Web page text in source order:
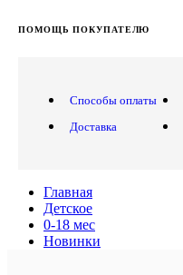
ПОМОЩЬ ПОКУПАТЕЛЮ
Способы оплаты
Доставка
Главная
Детское
0-18 мес
Новинки